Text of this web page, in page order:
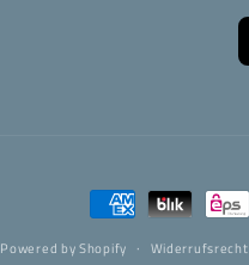
Zahlungsmethoden
Powered by Shopify Widerrufsrecht